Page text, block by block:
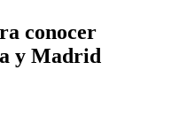
conocer
y Madrid